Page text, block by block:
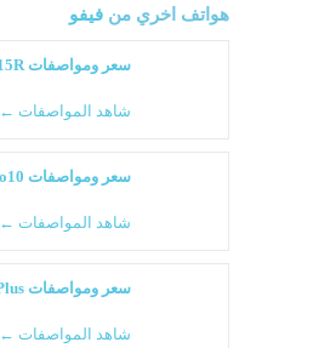
هواتف اخري من فيفو
سعر ومواصفات vivo iQOO 15R
شاهد المواصفات ←
سعر ومواصفات vivo iQOO Neo10
شاهد المواصفات ←
سعر ومواصفات vivo Y300 Plus
شاهد المواصفات ←